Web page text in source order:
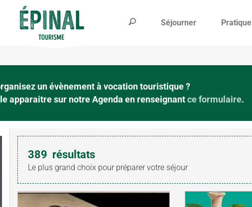
Séjourner Pratique
un évènement à vocation touristique ?
apparaitre sur notre Agenda en renseignantce formulaire.
389 résultats
Le plus grand choix pour préparer votre séjour